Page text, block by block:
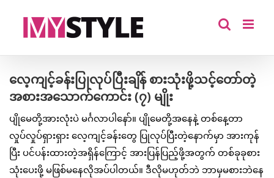
လေ့ကျင့်ခန်းပြုလုပ်ပြီးချိန် စားသုံးဖို့သင့်တော်တဲ့
အစားအသောက်ကောင်း (၇) မျိုး
ပျိုမေတို့အားလုံးပဲ မင်္ဂလာပါနော်။ ပျိုမေတို့အနေနဲ့ တစ်နေ့တာ
လှုပ်လှုပ်ရှားရှား လေ့ကျင့်ခန်းတွေ ပြုလုပ်ပြီးတဲ့နောက်မှာ အားကုန်
ပြီး ပင်ပန်းထားတဲ့အရှိန်ကြောင့် အားပြန်ပြည့်ဖို့အတွက် တစ်ခုခုစား
သုံးပေးဖို့ မဖြစ်မနေလိုအပ်ပါတယ်။ ဒီလိုမဟုတ်ဘဲ ဘာမှမစားဘဲနေ